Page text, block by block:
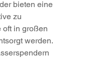
bieten eine
zu
oft in großen
werden.